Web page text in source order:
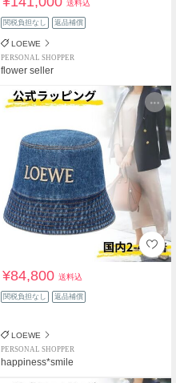
送料込
関税負担なし 返品補償
LOEWE
PERSONAL SHOPPER
flower seller
¥84,800送料込
関税負担なし 返品補償
LOEWE
PERSONAL SHOPPER
happiness*smile